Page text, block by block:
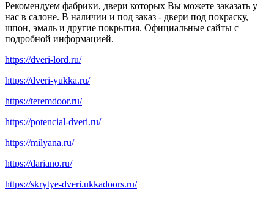
Рекомендуем фабрики, двери которых Вы можете заказать у
нас в салоне. В наличии и под заказ - двери под покраску,
шпон, эмаль и другие покрытия. Официальные сайты с
подробной информацией.
https://dveri-lord.ru/
https://dveri-yukka.ru/
https://teremdoor.ru/
https://potencial-dveri.ru/
https://milyana.ru/
https://dariano.ru/
https://skrytye-dveri.ukkadoors.ru/